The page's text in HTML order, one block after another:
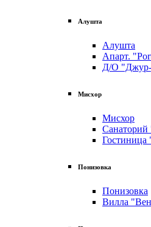
Алушта
Алушта
Апарт.
Д/О
Мисхор
Мисхор
Гостиница
Понизовка
Понизовка
Вилла